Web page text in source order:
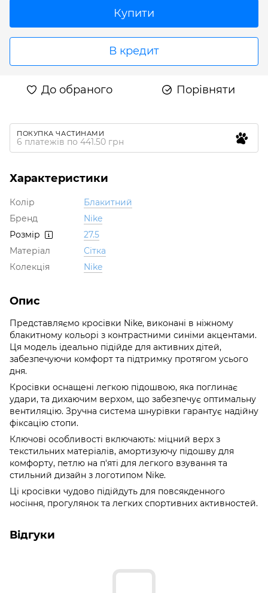
Купити
В кредит
До обраного Порівняти
ПОКУПКА ЧАСТИНАМИ
6 платежів по 441.50 грн
Характеристики
Колір
Блакитний
Бренд
Nike
Розмір
27.5
Матеріал
Сітка
Колекція
Nike
Опис
Представляємо кросівки Nike, виконані в ніжному
блакитному кольорі з контрастними синіми акцентами.
Ця модель ідеально підійде для активних дітей,
забезпечуючи комфорт та підтримку протягом усього
дня.
Кросівки оснащені легкою підошвою, яка поглинає
удари, та дихаючим верхом, що забезпечує оптимальну
вентиляцію. Зручна система шнурівки гарантує надійну
фіксацію стопи.
Ключові особливості включають: міцний верх з
текстильних матеріалів, амортизуючу підошву для
комфорту, петлю на п'яті для легкого взування та
стильний дизайн з логотипом Nike.
Ці кросівки чудово підійдуть для повсякденного
носіння, прогулянок та легких спортивних активностей.
Відгуки